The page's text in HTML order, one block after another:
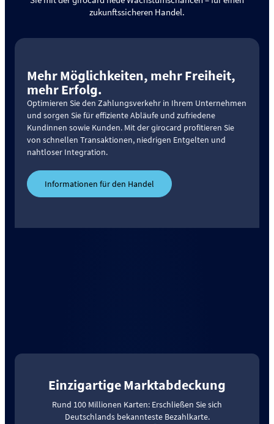
zukunftssicheren Handel.
Mehr Möglichkeiten, mehr Freiheit,
mehr Erfolg.
Optimieren Sie den Zahlungsverkehr in Ihrem Unternehmen
und sorgen Sie für effiziente Abläufe und zufriedene
Kundinnen sowie Kunden. Mit der girocard profitieren Sie
von schnellen Transaktionen, niedrigen Entgelten und
nahtloser Integration.
Informationen für den Handel
Einzigartige Marktabdeckung
Rund 100 Millionen Karten: Erschließen Sie sich
Deutschlands bekannteste Bezahlkarte.